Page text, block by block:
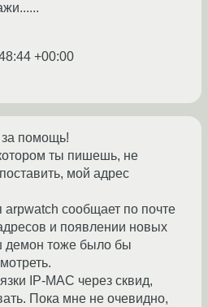
+00:00
помощь!
ты пишешь, не
мой адрес
сообщает по почте
и появлении новых
демон тоже было бы
IP-MAC через сквид,
Пока мне не очевидно,